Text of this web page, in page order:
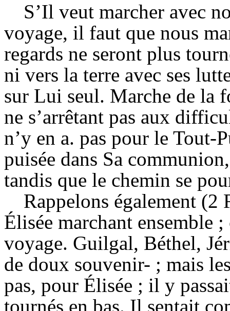
S’Il veut marcher avec
voyage, il faut que nous
regards ne seront plus
ni vers la terre avec ses
sur Lui seul. Marche de la
ne s’arrêtant pas aux
n’y en a. pas pour le Tout-
puisée dans Sa
tandis que le chemin se
Rappelons également (2
Élisée marchant ensemble
voyage. Guilgal, Béthel,
de doux souvenir- ; mais
pas, pour Élisée ; il y
tournés en bas. Il sentait